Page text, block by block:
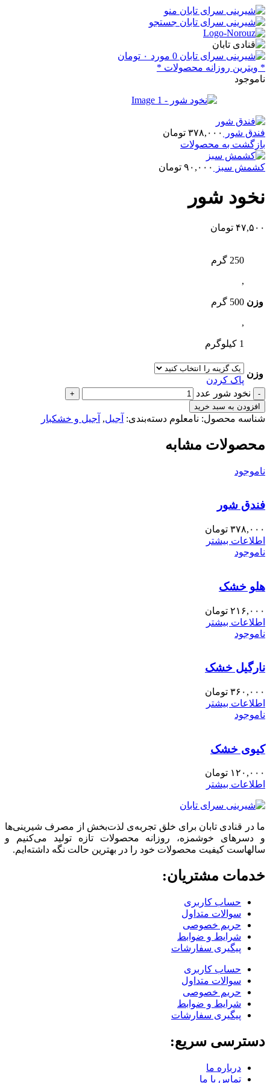
منو
جستجو
0 مورد ۰ تومان
* ویترین روزانه محصولات *
ناموجود
فندق شور ۳۷۸,۰۰۰ تومان
بازگشت به محصولات
کشمش سبز ۹۰,۰۰۰ تومان
نخود شور
۴۷,۵۰۰ تومان
وزن
250 گرم
,
500 گرم
,
1 کیلوگرم
وزن
پاک کردن
نخود شور عدد
افزودن به سبد خرید
شناسه محصول: نامعلوم دسته‌بندی: آجیل, آجیل و خشکبار
محصولات مشابه
ناموجود
فندق شور
۳۷۸,۰۰۰ تومان
اطلاعات بیشتر
ناموجود
هلو خشک
۲۱۶,۰۰۰ تومان
اطلاعات بیشتر
ناموجود
نارگیل خشک
۳۶۰,۰۰۰ تومان
اطلاعات بیشتر
ناموجود
کیوی خشک
۱۲۰,۰۰۰ تومان
اطلاعات بیشتر
ما در قنادی تابان برای خلق تجربه‌ی لذت‌بخش از مصرف شیرینی‌ها
و دسرهای خوشمزه، روزانه محصولات تازه تولید می‌کنیم و
سالهاست کیفیت محصولات خود را در بهترین حالت نگه داشته‌ایم.
خدمات مشتریان:
حساب کاربری
سوالات متداول
حریم خصوصی
شرایط و ضوابط
پیگیری سفارشات
حساب کاربری
سوالات متداول
حریم خصوصی
شرایط و ضوابط
پیگیری سفارشات
دسترسی سریع:
درباره ما
تماس با ما